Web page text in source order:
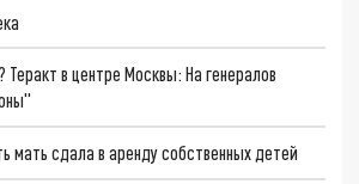
в центре Москвы: На генералов
мать сдала в аренду собственных детей